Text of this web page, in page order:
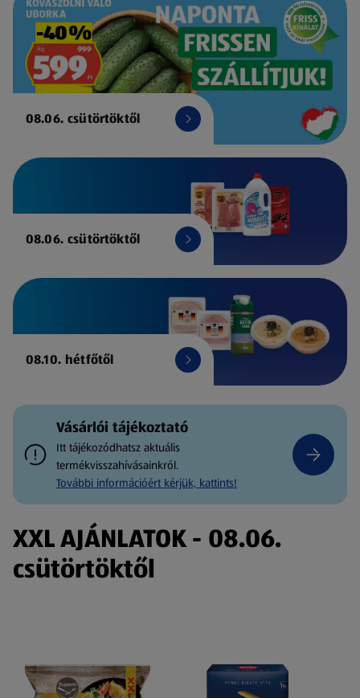
08.06. csütörtöktől
08.06. csütörtöktől
08.10. hétfőtől
Vásárlói tájékoztató
Itt tájékozódhatsz aktuális
termékvisszahívásainkról.
További információért kérjük, kattints!
XXL AJÁNLATOK - 08.06.
csütörtöktől